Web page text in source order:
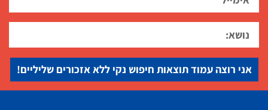
אני רוצה עמוד תוצאות חיפוש נקי ללא אזכורים שליליים!